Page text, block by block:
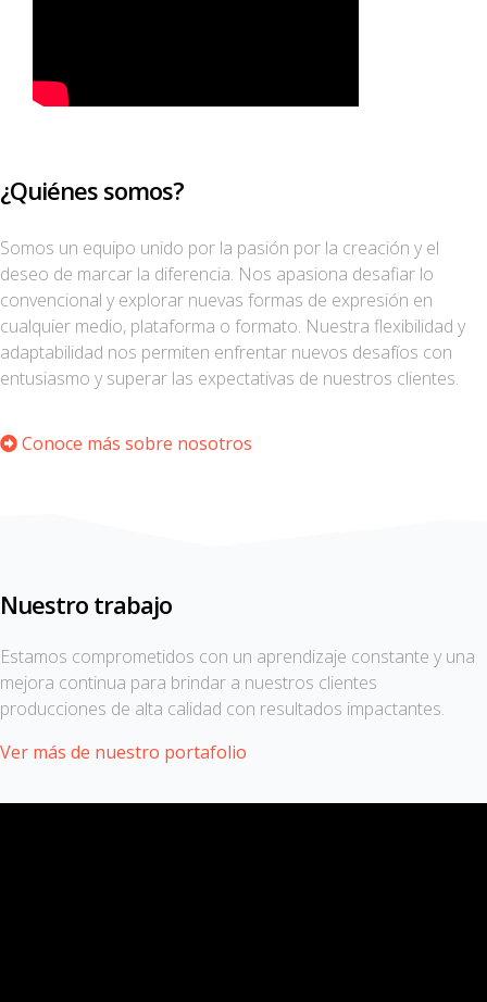
¿Quiénes somos?
Somos un equipo unido por la pasión por la creación y el
deseo de marcar la diferencia. Nos apasiona desafiar lo
convencional y explorar nuevas formas de expresión en
cualquier medio, plataforma o formato. Nuestra flexibilidad y
adaptabilidad nos permiten enfrentar nuevos desafíos con
entusiasmo y superar las expectativas de nuestros clientes.
Conoce más sobre nosotros
Nuestro trabajo
Estamos comprometidos con un aprendizaje constante y una
mejora continua para brindar a nuestros clientes
producciones de alta calidad con resultados impactantes.
Ver más de nuestro portafolio